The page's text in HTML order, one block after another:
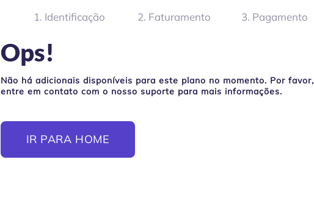
1. Identificação 2. Faturamento 3. Pagamento
Ops!
Não há adicionais disponíveis para este plano no momento. Por favor,
entre em contato com o nosso suporte para mais informações.
IR PARA HOME